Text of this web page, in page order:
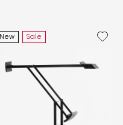
New Sale